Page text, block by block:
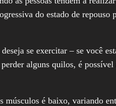
do estado de
se exercitar – se você
alguns quilos, é
músculos é baixo, variando